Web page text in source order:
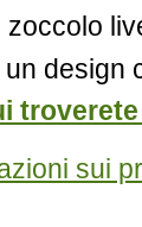
zoccolo
un design
sui